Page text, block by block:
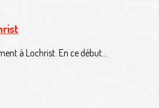
à Lochrist. En ce début...